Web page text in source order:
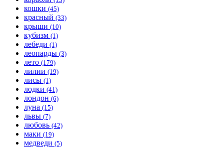
кошки (45)
красный (33)
крыши (10)
кубизм (1)
лебеди (1)
леопарды (3)
лето (179)
лилии (19)
лисы (1)
лодки (41)
лондон (6)
луна (15)
львы (7)
любовь (42)
маки (19)
медведи (5)